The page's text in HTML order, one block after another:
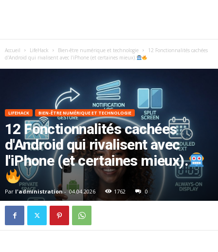
Accueil LifeHack Bien-être numérique et technologie
12 Fonctionnalités cachées
d'Android qui rivalisent avec l'iPhone (et certaines mieux).
LIFEHACK BIEN-ÊTRE NUMÉRIQUE ET TECHNOLOGIE
12 Fonctionnalités cachées
d'Android qui rivalisent avec
l'iPhone (et certaines mieux).
Par l'administration - 04.04.2026 1762 0